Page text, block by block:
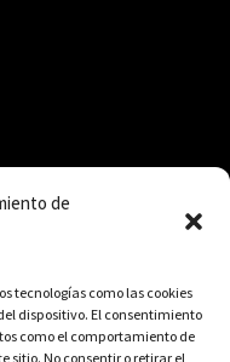
de
tecnologías como las cookies
dispositivo. El consentimiento
como el comportamiento de
sitio. No consentir o retirar el